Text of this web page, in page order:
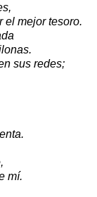
el mejor tesoro.
sus redes;
mí.